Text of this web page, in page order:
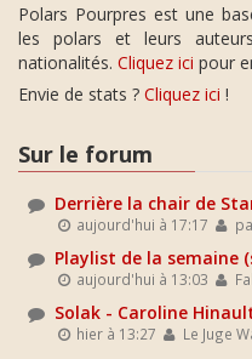
Polars Pourpres est une
les polars et leurs
nationalités. Cliquez ici pour
Envie de stats ? Cliquez ici !
Sur le forum
Derrière la chair de
aujourd'hui à 17:17
Playlist de la semaine
aujourd'hui à 13:03
Solak - Caroline
hier à 13:27 Le Juge